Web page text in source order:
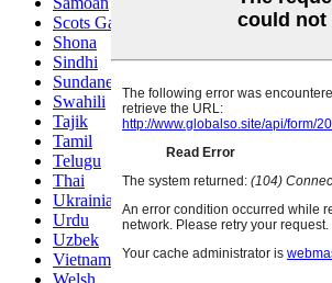
Scots Gaelic
Shona
Sindhi
Sundanese
Swahili
Tajik
Tamil
Telugu
Thai
Ukrainian
Urdu
Uzbek
Vietnamese
Welsh